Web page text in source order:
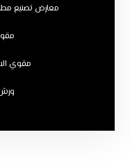
معارض تصنيع
مقوي